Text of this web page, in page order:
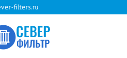
filters.ru